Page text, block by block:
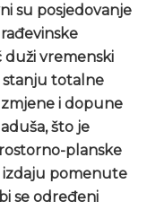
su posjedovanje
duži vremenski
stanju totalne
i dopune
što je
planske
izdaju pomenute
se određeni